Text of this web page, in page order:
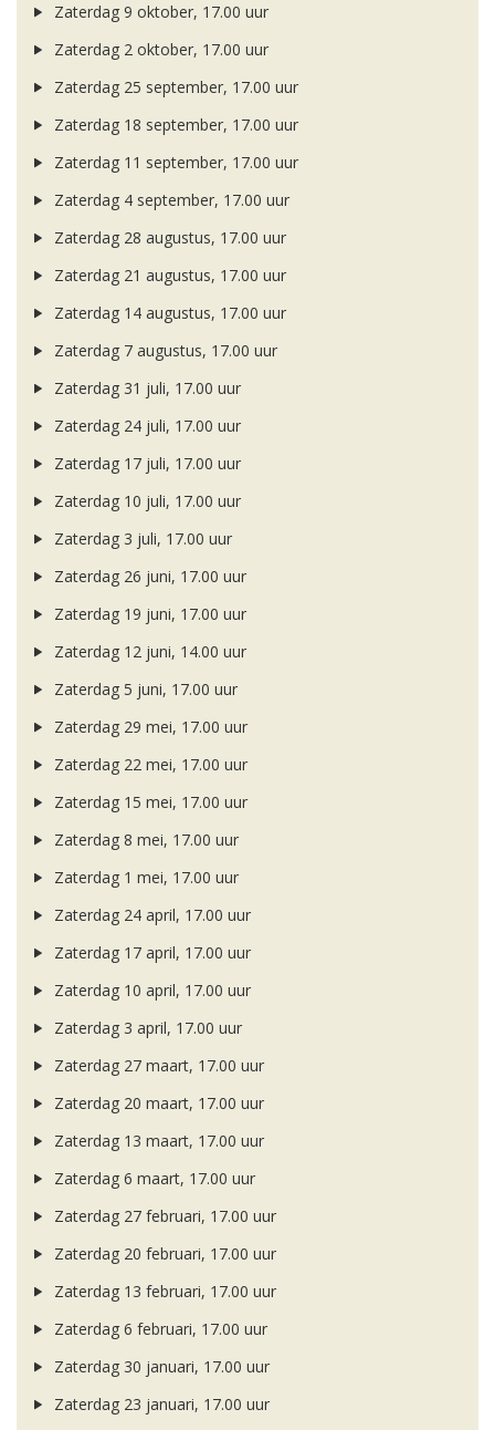
Zaterdag 9 oktober, 17.00 uur
Zaterdag 2 oktober, 17.00 uur
Zaterdag 25 september, 17.00 uur
Zaterdag 18 september, 17.00 uur
Zaterdag 11 september, 17.00 uur
Zaterdag 4 september, 17.00 uur
Zaterdag 28 augustus, 17.00 uur
Zaterdag 21 augustus, 17.00 uur
Zaterdag 14 augustus, 17.00 uur
Zaterdag 7 augustus, 17.00 uur
Zaterdag 31 juli, 17.00 uur
Zaterdag 24 juli, 17.00 uur
Zaterdag 17 juli, 17.00 uur
Zaterdag 10 juli, 17.00 uur
Zaterdag 3 juli, 17.00 uur
Zaterdag 26 juni, 17.00 uur
Zaterdag 19 juni, 17.00 uur
Zaterdag 12 juni, 14.00 uur
Zaterdag 5 juni, 17.00 uur
Zaterdag 29 mei, 17.00 uur
Zaterdag 22 mei, 17.00 uur
Zaterdag 15 mei, 17.00 uur
Zaterdag 8 mei, 17.00 uur
Zaterdag 1 mei, 17.00 uur
Zaterdag 24 april, 17.00 uur
Zaterdag 17 april, 17.00 uur
Zaterdag 10 april, 17.00 uur
Zaterdag 3 april, 17.00 uur
Zaterdag 27 maart, 17.00 uur
Zaterdag 20 maart, 17.00 uur
Zaterdag 13 maart, 17.00 uur
Zaterdag 6 maart, 17.00 uur
Zaterdag 27 februari, 17.00 uur
Zaterdag 20 februari, 17.00 uur
Zaterdag 13 februari, 17.00 uur
Zaterdag 6 februari, 17.00 uur
Zaterdag 30 januari, 17.00 uur
Zaterdag 23 januari, 17.00 uur